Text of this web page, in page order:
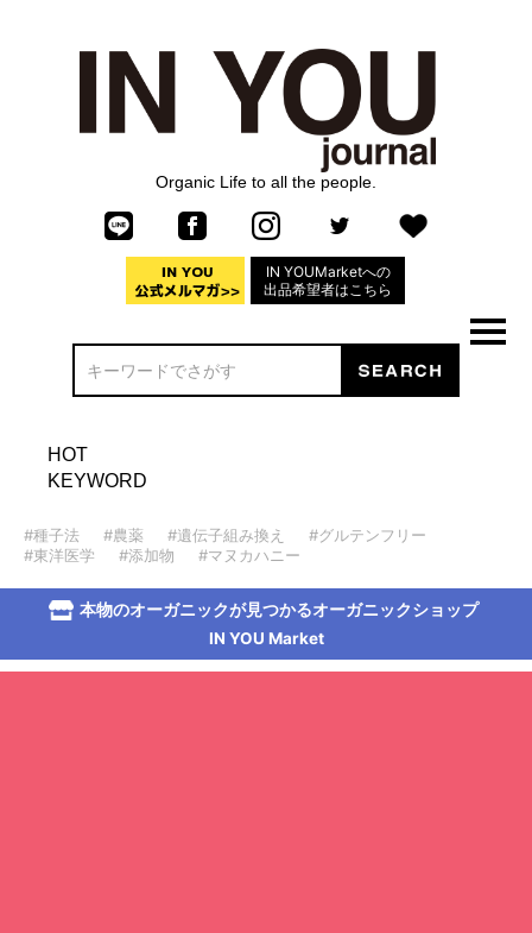
Organic Life to all the people.
IN YOUMarketへの
出品希望者はこちら
HOT
KEYWORD
#種子法 #農薬 #遺伝子組み換え
#グルテンフリー
#東洋医学
#添加物 #マヌカハニー
本物のオーガニックが見つかるオーガニックショップ
IN YOU Market